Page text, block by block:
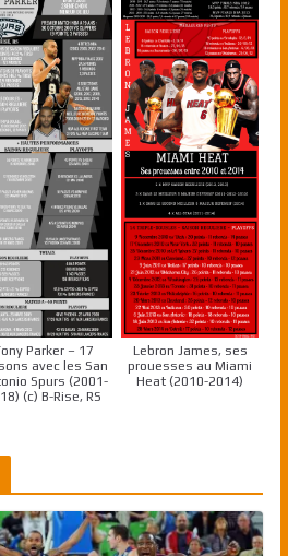
Parker – 17
avec les San
Spurs (2001-
(c) B-Rise, RS
Lebron James, ses
prouesses au Miami
Heat (2010-2014)